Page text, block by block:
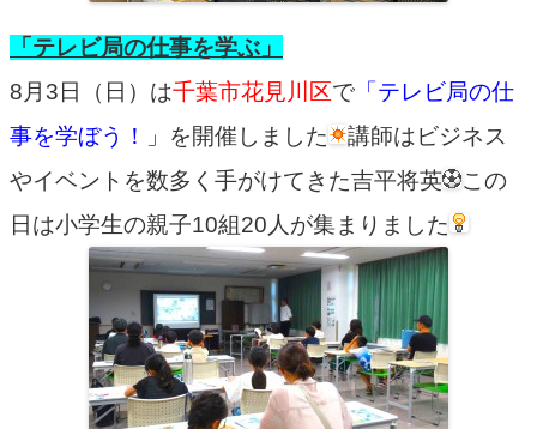
「テレビ局の仕事を学ぶ」
8月3日（日）は千葉市花見川区で 「テレビ局の仕
事を学ぼう！」 を開催しました
講師はビジネス
やイベントを数多く手がけてきた吉平将英
この
日は小学生の親子10組20人が集まりました